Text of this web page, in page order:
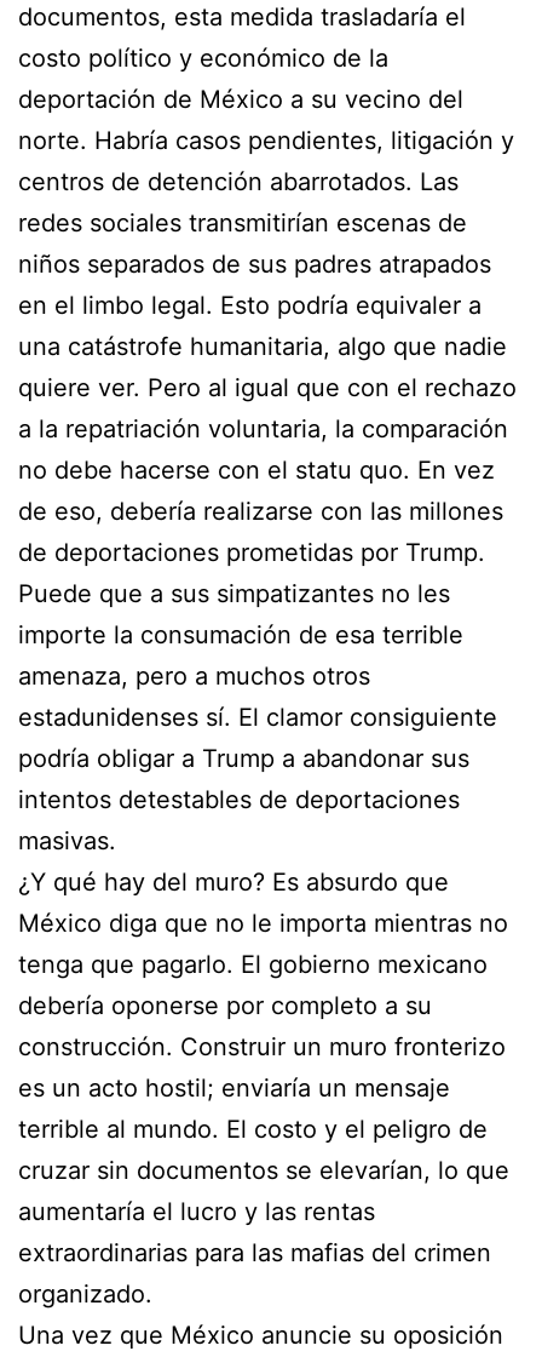
documentos, esta medida trasladaría el
costo político y económico de la
deportación de México a su vecino del
norte. Habría casos pendientes, litigación y
centros de detención abarrotados. Las
redes sociales transmitirían escenas de
niños separados de sus padres atrapados
en el limbo legal. Esto podría equivaler a
una catástrofe humanitaria, algo que nadie
quiere ver. Pero al igual que con el rechazo
a la repatriación voluntaria, la comparación
no debe hacerse con el statu quo. En vez
de eso, debería realizarse con las millones
de deportaciones prometidas por Trump.
Puede que a sus simpatizantes no les
importe la consumación de esa terrible
amenaza, pero a muchos otros
estadunidenses sí. El clamor consiguiente
podría obligar a Trump a abandonar sus
intentos detestables de deportaciones
masivas.
¿Y qué hay del muro? Es absurdo que
México diga que no le importa mientras no
tenga que pagarlo. El gobierno mexicano
debería oponerse por completo a su
construcción. Construir un muro fronterizo
es un acto hostil; enviaría un mensaje
terrible al mundo. El costo y el peligro de
cruzar sin documentos se elevarían, lo que
aumentaría el lucro y las rentas
extraordinarias para las mafias del crimen
organizado.
Una vez que México anuncie su oposición